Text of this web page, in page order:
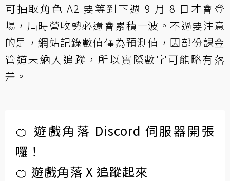
可抽取角色 A2 要等到下週 9 月 8 日才會登
場，屆時營收勢必還會累積一波。不過要注意
的是，網站記錄數值僅為預測值，因部份課金
管道未納入追蹤，所以實際數字可能略有落
差。
🍊 遊戲角落 Discord 伺服器開張
囉！
🍊 遊戲角落 X 追蹤起來